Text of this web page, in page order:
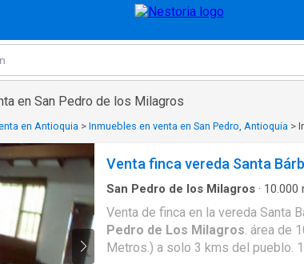
en San Pedro de los Milagros
en Antioquia > Inmuebles en venta en San Pedro, Antioquia >
Venta finca vereda Santa
San Pedro de los Milagros · 10.000
Aparcadero
Venta de finca en la vereda Santa
Pedro de Los Milagros . área de
Metros.) a solo 3 kms del pueblo.